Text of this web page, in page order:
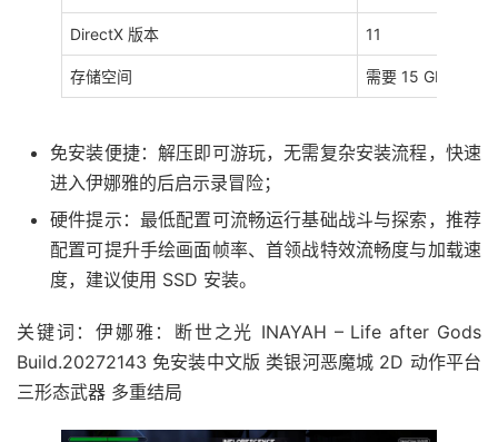
DirectX 版本 11
存储空间 需要 15 GB 可用
免安装便捷：解压即可游玩，无需复杂安装流程，快速
进入伊娜雅的后启示录冒险；
硬件提示：最低配置可流畅运行基础战斗与探索，推荐
配置可提升手绘画面帧率、首领战特效流畅度与加载速
度，建议使用 SSD 安装。
关键词：伊娜雅：断世之光 INAYAH – Life after Gods
Build.20272143 免安装中文版 类银河恶魔城 2D 动作平台
三形态武器 多重结局